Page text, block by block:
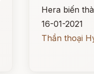
Hera biến
16-01-2021
Thần thoại